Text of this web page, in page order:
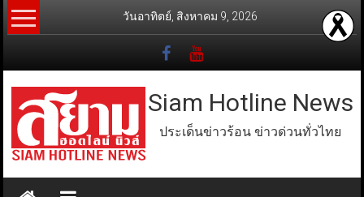
Skip
to
วันอาทิตย์, สิงหาคม 9, 2026
Siam Hotline News
ประเด็นข่าวร้อน ข่าวด่วนทั่วไทย